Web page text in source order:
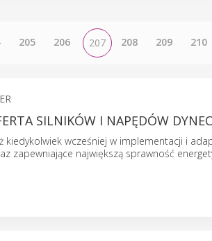
205 206 207 208 209 210
SILNIKÓW I NAPĘDÓW
kiedykolwiek wcześniej w implementacji i
zapewniające największą sprawność